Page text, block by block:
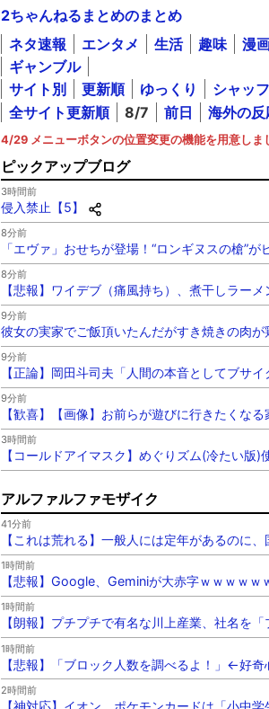
2ちゃんねるまとめのまとめ
ネタ速報
エンタメ 生活 趣味 漫
ギャンブル
サイト別
更新順 ゆっくり
シャッ
全サイト更新順
8/7 前日 海外の
4/29 メニューボタンの位置変更の機能を用意しま
ピックアップブログ
3時間前
侵入禁止【5】
8分前
「エヴァ」おせちが登場！“ロンギヌスの槍”
8分前
【悲報】ワイデブ（痛風持ち）、煮干しラーメ
9分前
彼女の実家でご飯頂いたんだがすき焼きの肉が
9分前
【正論】岡田斗司夫「人間の本音としてブサ
9分前
【歓喜】【画像】お前らが遊びに行きたくな
3時間前
【コールドアイマスク】めぐりズム(冷たい版)
アルファルファモザイク
41分前
【これは荒れる】一般人には定年があるのに
1時間前
【悲報】Google、Geminiが大赤字ｗｗｗｗｗ
1時間前
【朗報】プチプチで有名な川上産業、社名を
1時間前
【悲報】「ブロック人数を調べるよ！」←好
2時間前
【神対応】イオン、ポケモンカードは「小中